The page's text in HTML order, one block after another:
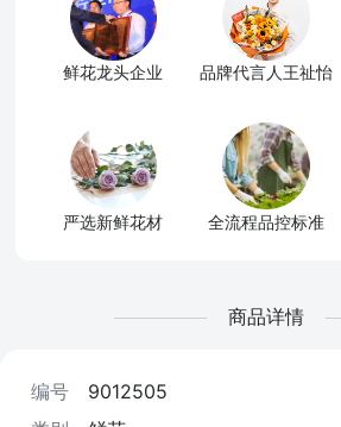
鲜花龙头企业 品牌代言人王祉怡
严选新鲜花材 全流程品控标准
商品详情
编号
9012505